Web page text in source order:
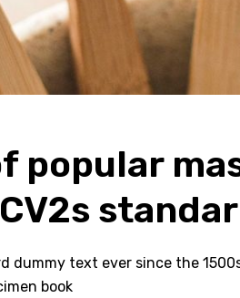
popular
dummy text ever since the
book.